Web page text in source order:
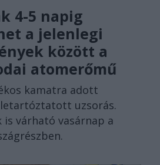
4-5 napig
a jelenlegi
között a
atomerőmű
kamatra adott
uzsorás.
is várható vasárnap a